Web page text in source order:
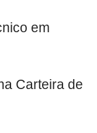
em
Carteira de